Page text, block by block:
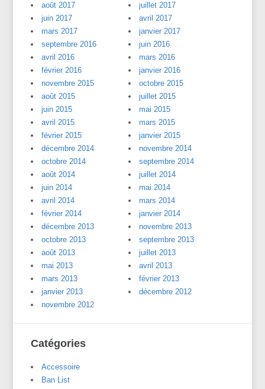
août 2017
juillet 2017
juin 2017
avril 2017
mars 2017
janvier 2017
septembre 2016
juin 2016
avril 2016
mars 2016
février 2016
janvier 2016
novembre 2015
octobre 2015
août 2015
juillet 2015
juin 2015
mai 2015
avril 2015
mars 2015
février 2015
janvier 2015
décembre 2014
novembre 2014
octobre 2014
septembre 2014
août 2014
juillet 2014
juin 2014
mai 2014
avril 2014
mars 2014
février 2014
janvier 2014
décembre 2013
novembre 2013
octobre 2013
septembre 2013
août 2013
juillet 2013
mai 2013
avril 2013
mars 2013
février 2013
janvier 2013
décembre 2012
novembre 2012
Catégories
Accessoire
Ban List